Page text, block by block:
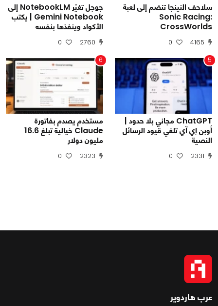
سلاحف النينجا تنضم إلى لعبة
Sonic Racing:
CrossWorlds
4165
0
جوجل تغيّر NotebookLM إلى
Gemini Notebook | يكتب
الأكواد وينفذها بنفسه
2760
0
5
ChatGPT مجاني بلا حدود |
أوبن إي آي تلغي قيود الرسائل
النصية
2331
0
6
مستخدم يصدم بفاتورة
Claude خيالية تبلغ 16.6
مليون دولار
2323
0
عرب هاردوير